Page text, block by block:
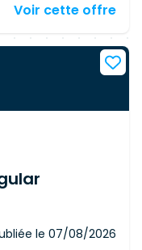
Crédit
etc.). Notre
dans leur
aux défis IT
de nos
que
React,
de nos
des
Voir cette offre
le 07/08/2026